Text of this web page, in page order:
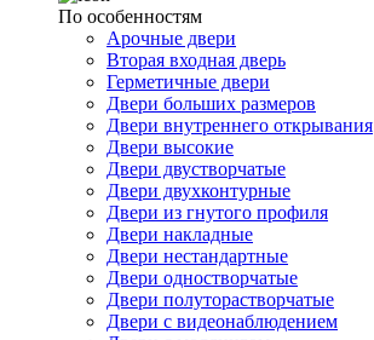
По особенностям
Арочные двери
Вторая входная дверь
Герметичные двери
Двери больших размеров
Двери внутреннего открывания
Двери высокие
Двери двустворчатые
Двери двухконтурные
Двери из гнутого профиля
Двери накладные
Двери нестандартные
Двери одностворчатые
Двери полуторастворчатые
Двери с видеонаблюдением